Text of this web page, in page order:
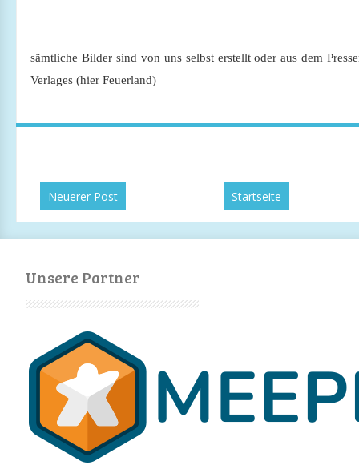
sämtliche Bilder sind von uns selbst erstellt oder aus dem
Verlages (hier Feuerland)
Neuerer Post Startseite
Unsere Partner